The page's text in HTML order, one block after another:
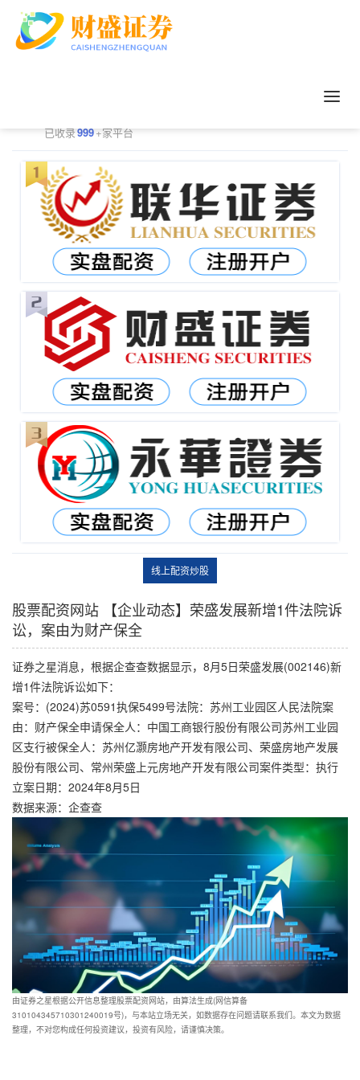
已收录999+家平台
线上配资炒股
股票配资网站 【企业动态】荣盛发展新增1件法院诉
讼，案由为财产保全
证券之星消息，根据企查查数据显示，8月5日荣盛发展(002146)新
增1件法院诉讼如下：
案号：(2024)苏0591执保5499号法院：苏州工业园区人民法院案
由：财产保全申请保全人：中国工商银行股份有限公司苏州工业园
区支行被保全人：苏州亿灏房地产开发有限公司、荣盛房地产发展
股份有限公司、常州荣盛上元房地产开发有限公司案件类型：执行
立案日期：2024年8月5日
数据来源：企查查
由证券之星根据公开信息整理股票配资网站，由算法生成(网信算备
310104345710301240019号)，与本站立场无关，如数据存在问题请联系我们。本文为数据
整理，不对您构成任何投资建议，投资有风险，请谨慎决策。